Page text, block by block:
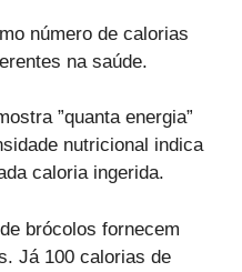
número de calorias
na saúde.
”quanta energia”
nutricional indica
caloria ingerida.
brócolos fornecem
Já 100 calorias de